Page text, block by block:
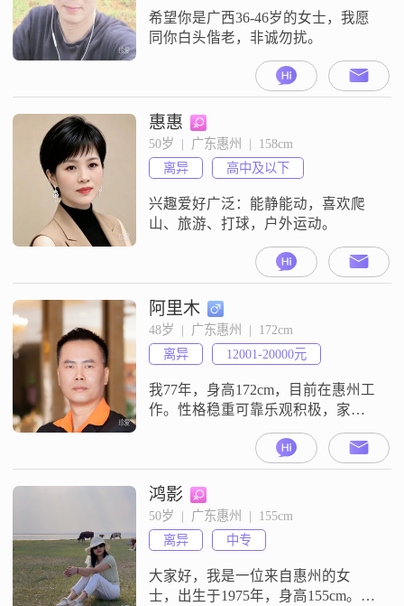
意，能够理解和关心他人的感受。
在生活
希望你是广西36-46岁的女士，我愿
同你白头偕老，非诚勿扰。
惠惠
50岁  |  广东惠州  |  158cm
离异
高中及以下
兴趣爱好广泛：能静能动，喜欢爬
山、旅游、打球，户外运动。
阿里木
48岁  |  广东惠州  |  172cm
离异
12001-20000元
我77年，身高172cm，目前在惠州工
作。性格稳重可靠乐观积极，家庭
对我来说非常重要，我始终认为家
庭是生活的重心，会尽自己最大的
努力去维护和经营家庭关系。希望
通过相亲平台，能找到一个相互理
解、相互支持的人生伴侣，你对我
好，我必视你为宝。
鸿影
50岁  |  广东惠州  |  155cm
离异
中专
大家好，我是一位来自惠州的女
士，出生于1975年，身高155cm。我